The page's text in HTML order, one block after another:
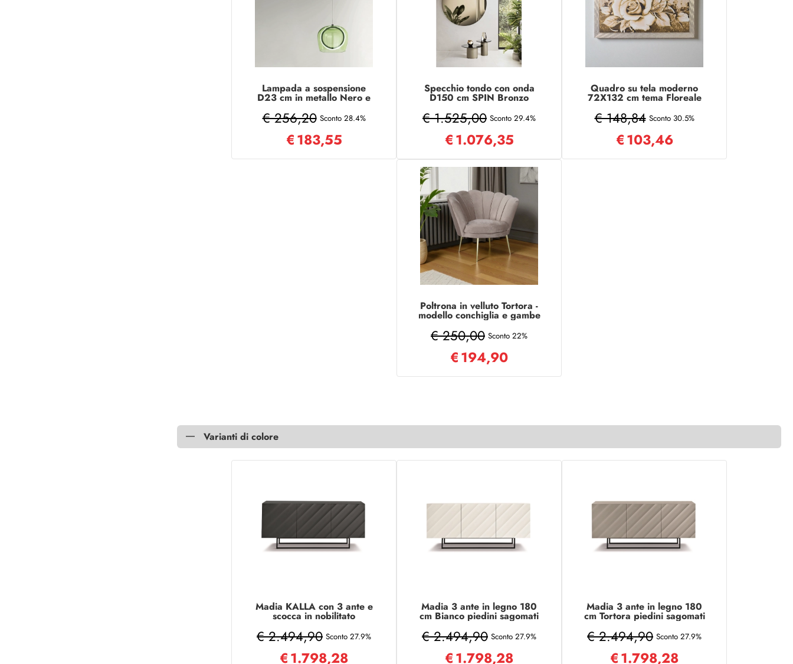
Lampada a sospensione
D23 cm in metallo Nero e
PINTA
€ 256,20 Sconto 28.4%
€183,55
Specchio tondo con onda
D150 cm SPIN Bronzo
€ 1.525,00 Sconto 29.4%
€1.076,35
Quadro su tela moderno
72X132 cm tema Floreale
decorata
€ 148,84 Sconto 30.5%
€103,46
Poltrona in velluto Tortora -
modello conchiglia e gambe
metallo oro
€ 250,00 Sconto 22%
€194,90
Varianti di colore
Madia KALLA con 3 ante e
scocca in nobilitato
sagomati
€ 2.494,90 Sconto 27.9%
€1.798,28
Madia 3 ante in legno 180
cm Bianco piedini sagomati
- KALLA
€ 2.494,90 Sconto 27.9%
€1.798,28
Madia 3 ante in legno 180
cm Tortora piedini sagomati
- KALLA
€ 2.494,90 Sconto 27.9%
€1.798,28